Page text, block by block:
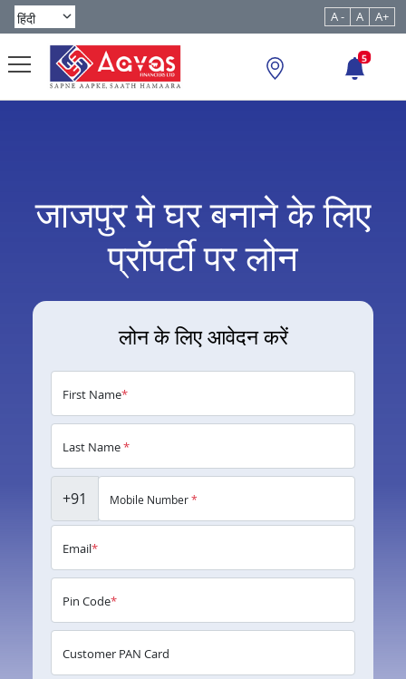
A - A A+
5
जाजपुर मे घर बनाने के लिए
प्रॉपर्टी पर लोन
लोन के लिए आवेदन करें
First Name*
Last Name*
+91 Mobile Number*
Email*
Pin Code*
Customer PAN Card